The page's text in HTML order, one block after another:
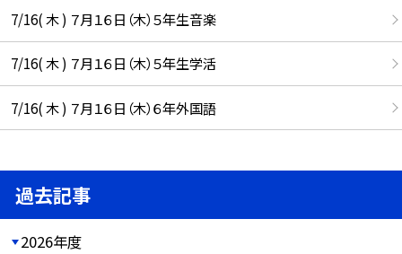
7/16( 木 ) ７月１６日（木）５年生音楽
7/16( 木 ) ７月１６日（木）５年生学活
7/16( 木 ) ７月１６日（木）６年外国語
過去記事
2026年度